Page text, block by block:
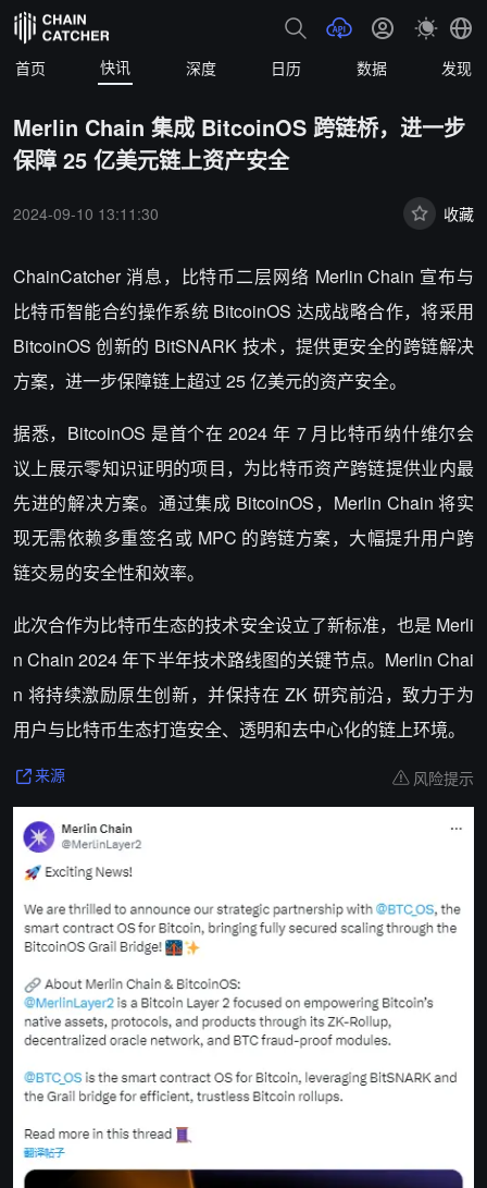
首页 快讯 深度 日历 数据 发现
Merlin Chain 集成 BitcoinOS 跨链桥，进一步
保障 25 亿美元链上资产安全
2024-09-10 13:11:30 收藏
ChainCatcher 消息，比特币二层网络 Merlin Chain 宣布与
比特币智能合约操作系统 BitcoinOS 达成战略合作，将采用
BitcoinOS 创新的 BitSNARK 技术，提供更安全的跨链解决
方案，进一步保障链上超过 25 亿美元的资产安全。
据悉，BitcoinOS 是首个在 2024 年 7 月比特币纳什维尔会
议上展示零知识证明的项目，为比特币资产跨链提供业内最
先进的解决方案。通过集成 BitcoinOS，Merlin Chain 将实
现无需依赖多重签名或 MPC 的跨链方案，大幅提升用户跨
链交易的安全性和效率。
此次合作为比特币生态的技术安全设立了新标准，也是 Merli
n Chain 2024 年下半年技术路线图的关键节点。Merlin Chai
n 将持续激励原生创新，并保持在 ZK 研究前沿，致力于为
用户与比特币生态打造安全、透明和去中心化的链上环境。
来源 风险提示